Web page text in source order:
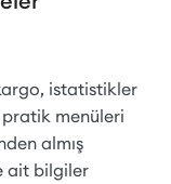
istatistikler
menüleri
almış
ait bilgiler